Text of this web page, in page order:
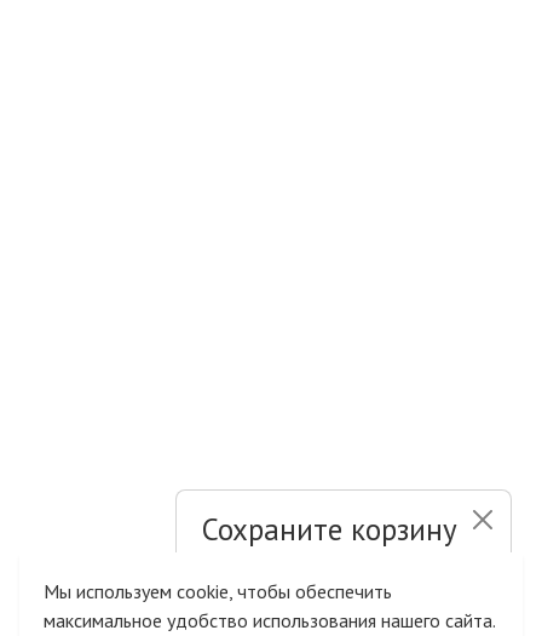
Сохраните корзину
Быстрая авторизация на сайте
Мы используем cookie, чтобы обеспечить
максимальное удобство использования нашего сайта.